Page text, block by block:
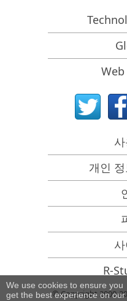
Recovery of
Emergency File
RAID 복구 프레젠테이션
File Recovery from a
Clone Disks Before File
HD Video Recovery
File Recovery from
The best way to
Data Recovery from
System Crash
Data Recovery from
File Recovery after
R-Studio: Data
개인
R-
© Copyright 2000-
We use cookies to ensure you
get the best experience on our